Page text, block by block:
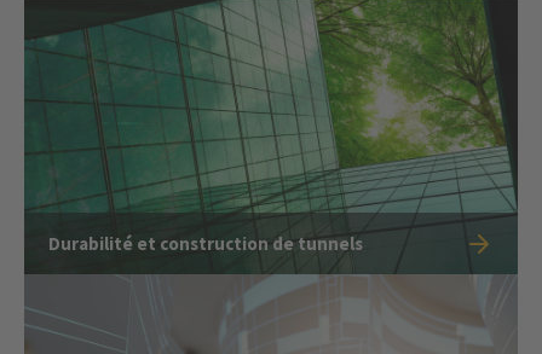
Durabilité et construction de tunnels